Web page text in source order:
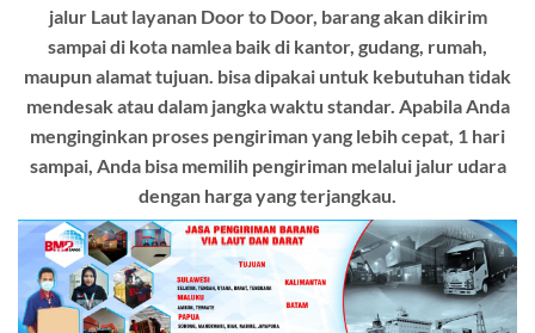
jalur Laut layanan Door to Door, barang akan dikirim
sampai di kota namlea baik di kantor, gudang, rumah,
maupun alamat tujuan. bisa dipakai untuk kebutuhan tidak
mendesak atau dalam jangka waktu standar. Apabila Anda
menginginkan proses pengiriman yang lebih cepat, 1 hari
sampai, Anda bisa memilih pengiriman melalui jalur udara
dengan harga yang terjangkau.